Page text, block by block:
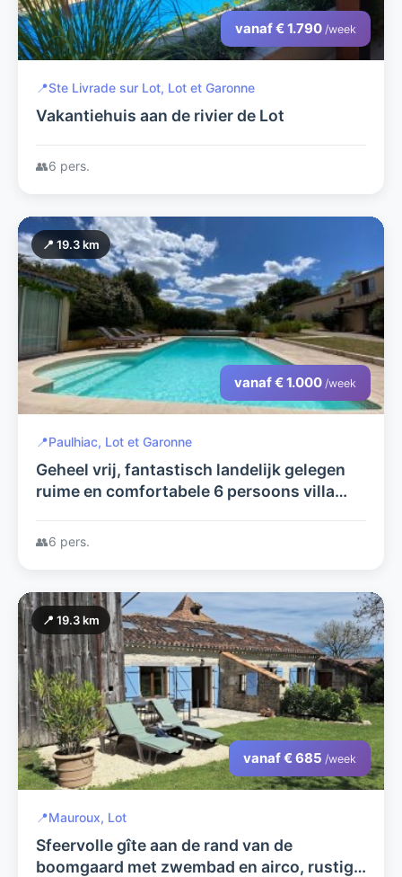
vanaf € 1.790 /week
📍Ste Livrade sur Lot, Lot et Garonne
Vakantiehuis aan de rivier de Lot
👥6 pers.
📍 19.3 km
vanaf € 1.000 /week
📍Paulhiac, Lot et Garonne
Geheel vrij, fantastisch landelijk gelegen
ruime en comfortabele 6 persoons villa
met uitzicht rondom
👥6 pers.
📍 19.3 km
vanaf € 685 /week
📍Mauroux, Lot
Sfeervolle gîte aan de rand van de
boomgaard met zwembad en airco, rustig